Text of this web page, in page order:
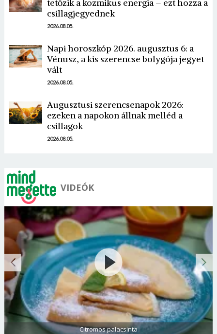
tetőzik a kozmikus energia – ezt hozza a
csillagjegyednek
2026.08.05.
Napi horoszkóp 2026. augusztus 6: a
Vénusz, a kis szerencse bolygója jegyet
vált
2026.08.05.
Augusztusi szerencsenapok 2026:
ezeken a napokon állnak melléd a
csillagok
2026.08.05.
VIDEÓK
Citromos palacsinta